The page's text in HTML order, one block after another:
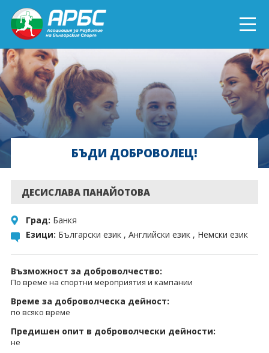
ENGLISH
СПОРТ БЛИЗО ДО ТЕБ
ТЕКУЩИ ПРОЕКТИ
ОНЛАЙН ОБУЧЕНИЯБЪДИ ДОБРОВОЛЕЦ!
ДЕСИСЛАВА ПАНАЙОТОВА
Град: Банкя
Езици: Български език , Английски език , Немски език
Възможност за доброволчество:
По време на спортни мероприятия и кампании
Време за доброволческа дейност:
по всяко време
Предишен опит в доброволчески дейности:
не